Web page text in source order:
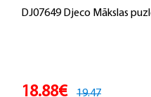
DJ07649 Djeco Mākslas
18.88€ 19.47